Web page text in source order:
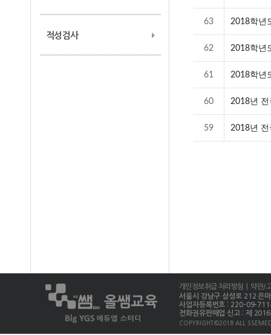
적성검사
63 2018학년
62 2018학년
61 2018학년
60 2018년 전
59 2018년 전
개인정보취급 처리방침
| 약관/
서울시 강남구 삼성로 212 은
사업자등록번호 : 220-09-
전화권유판매업 신고 : 제
COPYRIGHT©2018 ALL